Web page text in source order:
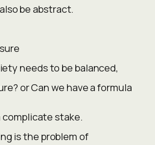
be abstract.
needs to be balanced,
or Can we have a formula
complicate stake.
is the problem of